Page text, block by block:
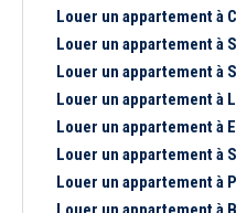
Louer un appartement à
Louer un appartement à
Louer un appartement à
Louer un appartement à
Louer un appartement à
Louer un appartement à
Louer un appartement à